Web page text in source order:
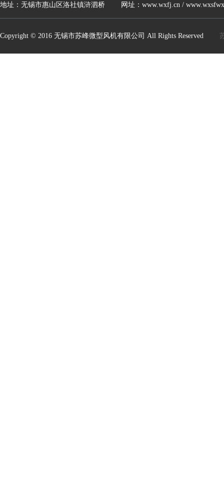
地址：无锡市惠山区洛社镇浒泗桥 网址： www.wxfj.cn /
Copyright © 2016 无锡市苏峰微型风机有限公司 All Rights Reserved